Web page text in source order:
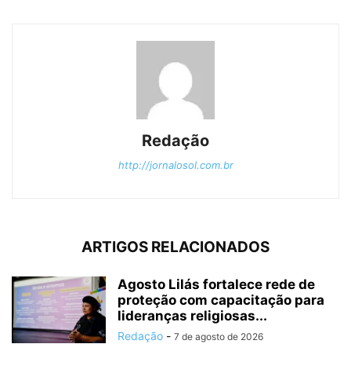
Redação
http://jornalosol.com.br
ARTIGOS RELACIONADOS
Agosto Lilás fortalece rede de
proteção com capacitação para
lideranças religiosas...
Redação - 7 de agosto de 2026